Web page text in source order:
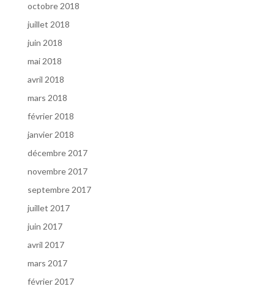
octobre 2018
juillet 2018
juin 2018
mai 2018
avril 2018
mars 2018
février 2018
janvier 2018
décembre 2017
novembre 2017
septembre 2017
juillet 2017
juin 2017
avril 2017
mars 2017
février 2017